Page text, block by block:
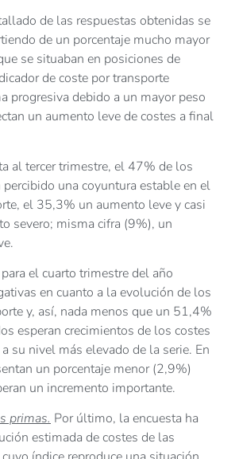
de las respuestas obtenidas se
de un porcentaje mucho mayor
se situaban en posiciones de
de coste por transporte
progresiva debido a un mayor peso
un aumento leve de costes a final
al tercer trimestre, el 47% de los
una coyuntura estable en el
el 35,3% un aumento leve y casi
severo; misma cifra (9%), un
el cuarto trimestre del año
en cuanto a la evolución de los
y, así, nada menos que un 51,4%
esperan crecimientos de los costes
su nivel más elevado de la serie. En
un porcentaje menor (2,9%)
un incremento importante.
primas. Por último, la encuesta ha
estimada de costes de las